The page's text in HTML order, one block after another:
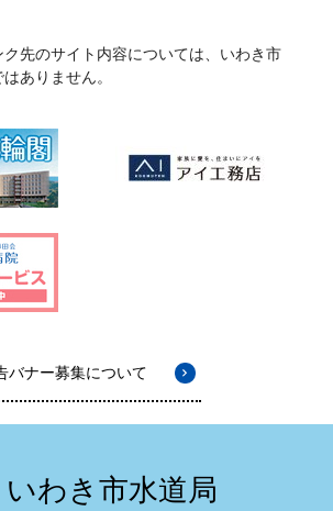
先のサイト内容については、いわき市
ありません。
バナー募集について
いわき市水道局